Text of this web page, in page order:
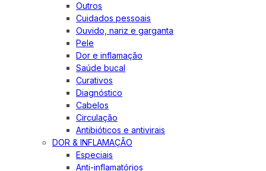
Outros
Cuidados pessoais
Ouvido, nariz e garganta
Pele
Dor e inflamação
Saúde bucal
Curativos
Diagnóstico
Cabelos
Circulação
Antibióticos e antivirais
DOR & INFLAMAÇÃO
Especiais
Anti-inflamatórios